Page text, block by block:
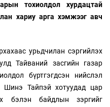
тохиолдол хурдацтай
хариу арга хэмжээг авч
урьдчилан сэргийлэх
Тайваний засгийн газар
бүртгэгдсэн нийслэл
Шинэ Тайпэй хотуудад цар
бэлэн байдлын зэргийг